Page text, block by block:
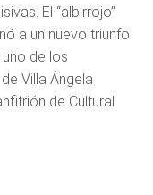
El “albirrojo”
a un nuevo triunfo
de los
Villa Ángela
de Cultural